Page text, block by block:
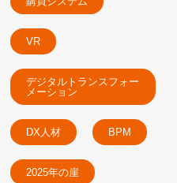
VR
デジタルトランスフォー
メーション
DX人材 BPM
2025年の崖